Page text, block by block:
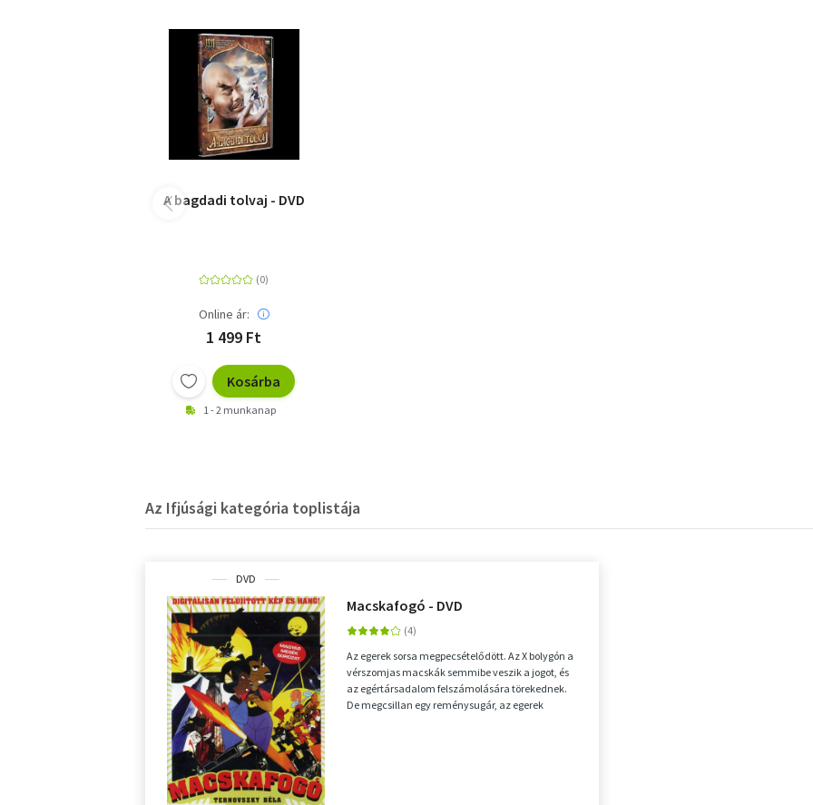
A bagdadi tolvaj - DVD
Online ár:
1 499 Ft
Kosárba
1 - 2 munkanap
Az Ifjúsági kategória toplistája
DVD
Macskafogó - DVD
Az egerek sorsa megpecsételődött. Az X bolygón a
vérszomjas macskák semmibe veszik a jogot, és
az egértársadalom felszámolására törekednek.
De megcsillan egy reménysugár, az egerek